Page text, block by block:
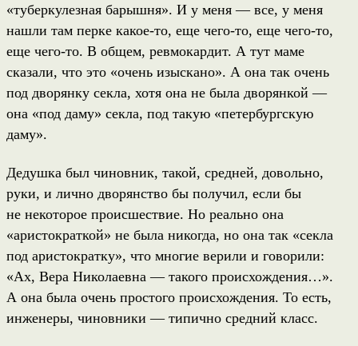
«туберкулезная барышня». И у меня — все, у меня
нашли там перке какое-то, еще чего-то, еще чего-то,
еще чего-то. В общем, ревмокардит. А тут маме
сказали, что это «очень изыскано». А она так очень
под дворянку секла, хотя она не была дворянкой —
она «под даму» секла, под такую «петербургскую
даму».
Дедушка был чиновник, такой, средней, довольно,
руки, и лично дворянство бы получил, если бы
не некоторое происшествие. Но реально она
«аристократкой» не была никогда, но она так «секла
под аристократку», что многие верили и говорили:
«Ах, Вера Николаевна — такого происхождения…».
А она была очень простого происхождения. То есть,
инженеры, чиновники — типично средний класс.